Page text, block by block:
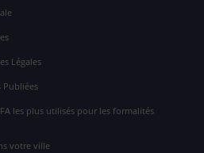
Légales
Publiées
les plus utilisés pour les formalités
votre ville